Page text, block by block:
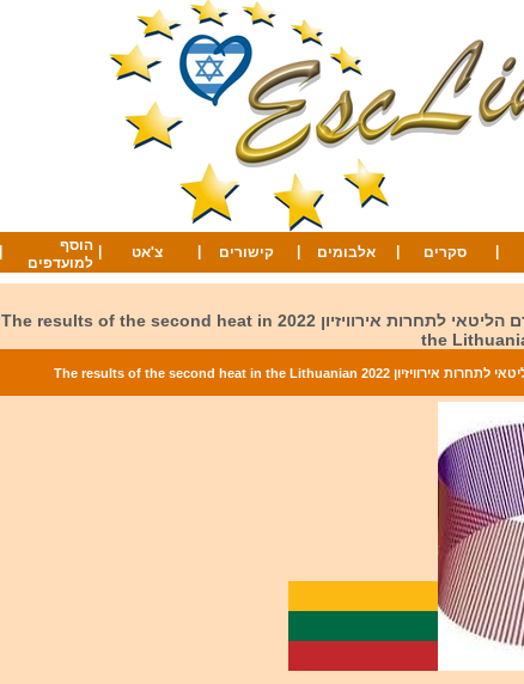
סקרים אלבומים קישורים צ'אט
הוסף
למועדפים
תוצאות הסיבוב השני בקדם הליטאי לתחרות אירוויזיון 2022 The results of the second heat in
the
תוצאות הסיבוב השני בקדם הליטאי לתחרות אירוויזיון 2022 The results of the second heat in the Lithuanian